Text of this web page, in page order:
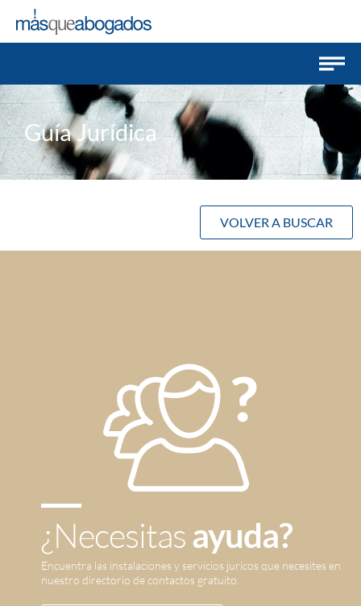
Guía Jurídica
VOLVER A BUSCAR
¿Necesitasayuda?
Encuentra las instalaciones y servicios jurícos que necesites en
nuestro directorio de contactos gratuito.